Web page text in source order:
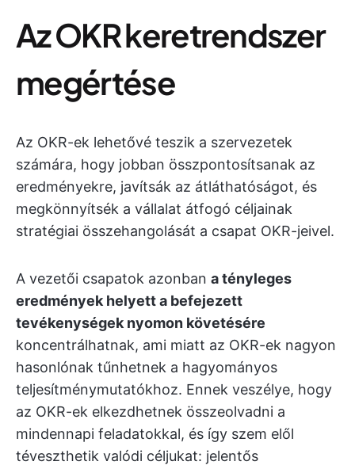
Az OKR keretrendszer
megértése
Az OKR-ek lehetővé teszik a szervezetek
számára, hogy jobban összpontosítsanak az
eredményekre, javítsák az átláthatóságot, és
megkönnyítsék a vállalat átfogó céljainak
stratégiai összehangolását a csapat OKR-jeivel.
A vezetői csapatok azonban a tényleges
eredmények helyett a befejezett
tevékenységek nyomon követésére
koncentrálhatnak, ami miatt az OKR-ek nagyon
hasonlónak tűnhetnek a hagyományos
teljesítménymutatókhoz. Ennek veszélye, hogy
az OKR-ek elkezdhetnek összeolvadni a
mindennapi feladatokkal, és így szem elől
téveszthetik valódi céljukat: jelentős